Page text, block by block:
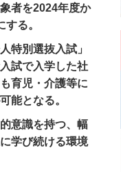
者を2024年度か
る。
特別選抜入試」
試で入学した社
育児・介護等に
能となる。
意識を持つ、幅
学び続ける環境